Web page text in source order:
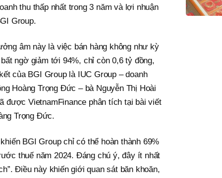
thu thấp nhất trong 3 năm và lợi nhuận
Group.
âm này là việc bán hàng không như kỳ
ngờ giảm tới 94%, chỉ còn 0,6 tỷ đồng,
của BGI Group là IUC Group – doanh
Hoàng Trọng Đức – bà Nguyễn Thị Hoài
được VietnamFinance phân tích tại bài viết
Trọng Đức.
BGI Group chỉ có thể hoàn thành 69%
thuế năm 2024. Đáng chú ý, đây ít nhất
Điều này khiến giới quan sát băn khoăn,